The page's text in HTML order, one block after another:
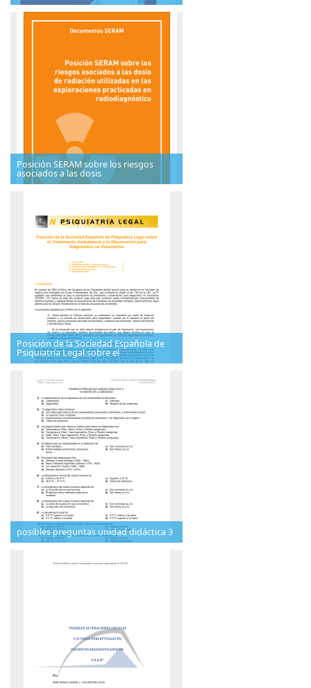
Posición SERAM sobre los riesgos
asociados a las dosis
Posición de la Sociedad Española de
Psiquiatría Legal sobre el
posibles preguntas unidad didáctica 3